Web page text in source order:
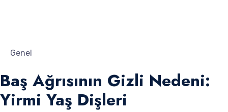
Genel
Baş Ağrısının Gizli Nedeni:
Yirmi Yaş Dişleri